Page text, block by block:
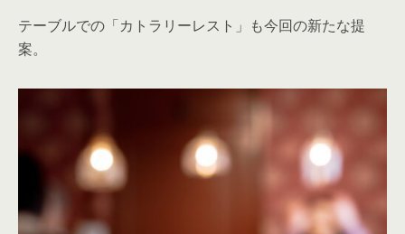
テーブルでの「カトラリーレスト」も今回の新たな提
案。